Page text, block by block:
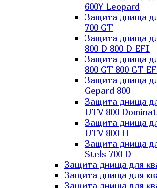
600Y Leopard
Защита днища
700 GT
Защита днища
800 D 800 D EFI
Защита днища
800 GT 800 GT
Защита днища
Gepard 800
Защита днища
UTV 800
Защита днища
UTV 800 H
Защита днища
Stels 700 D
Защита днища для
Защита днища для
Защита днища для